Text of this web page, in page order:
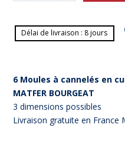
Délai de livraison : 8 jours
6 Moules à cannelés en
MATFER BOURGEAT
3 dimensions possibles
Livraison gratuite en France